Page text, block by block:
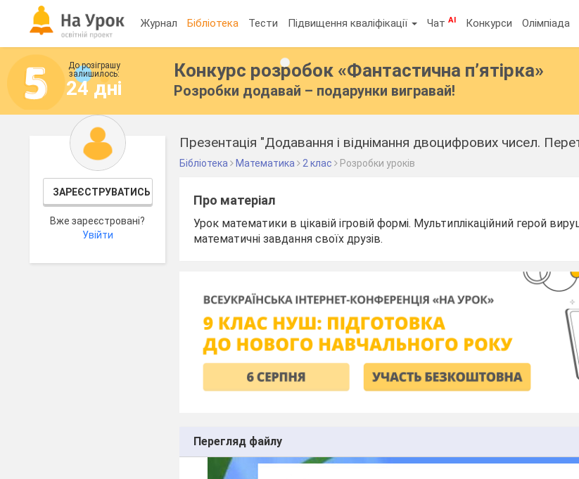
Журнал Бібліотека Тести Підвищення кваліфікації ЧатAI Конкурси Олімпіада
До розіграшу
залишилось:
24 дні
Конкурс розробок «Фантастична п’ятірка»
Розробки додавай – подарунки вигравай!
ЗАРЕЄСТРУВАТИСЬ
Вже зареєстровані?
Увійти
Презентація "Додавання і віднімання двоцифрових чисел.
Бібліотека Математика 2 клас Розробки уроків
Про матеріал
Урок математики в цікавій ігровій формі. Мультиплікаційний герой
математичні завдання своїх друзів.
Перегляд файлу